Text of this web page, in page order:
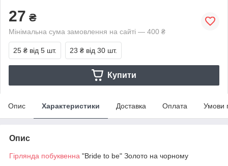
27 ₴
Мінімальна сума замовлення на сайті — 400 ₴
25 ₴ від 5 шт. 23 ₴ від 30 шт.
Купити
Опис Характеристики Доставка Оплата Умови
Опис
Гірлянда побуквенна "Bride to be" Золото на чорному